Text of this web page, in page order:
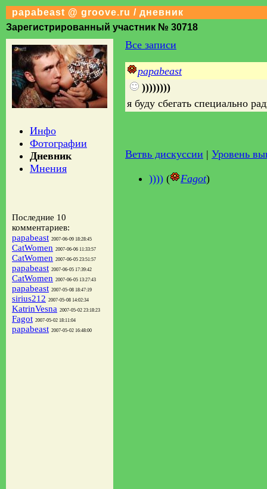
papabeast @ groove.ru / дневник
Зарегистрированный участник № 30718
Инфо
Фотографии
Дневник
Мнения
Последние 10
комментариев:
papabeast 2007-06-09 18:28:45
CatWomen 2007-06-06 11:33:57
CatWomen 2007-06-05 23:51:57
papabeast 2007-06-05 17:39:42
CatWomen 2007-06-05 13:27:43
papabeast 2007-05-08 18:47:19
sirius212 2007-05-08 14:02:34
KatrinVesna 2007-05-02 23:18:23
Fagot 2007-05-02 18:11:04
papabeast 2007-05-02 16:48:00
Все записи
papabeast
))))))))
я буду сбегать специально
Ветвь дискуссии | Уровень
)))) ( Fagot)